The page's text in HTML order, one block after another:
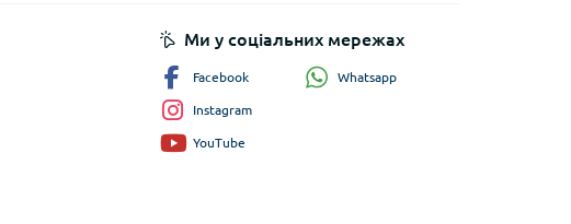
Ми у соціальних мережах
Facebook
Instagram
YouTube
Whatsapp